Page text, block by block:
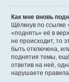
Как мне вновь
Щёлкнув по
«поднять» её в
не происходит, то
быть отключена,
поднятия темы,
ответив на неё,
нарушаете